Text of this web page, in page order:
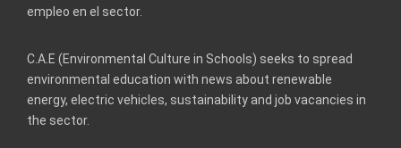
empleo en el sector.
C.A.E (Environmental Culture in Schools) seeks to spread
environmental education with news about renewable
energy, electric vehicles, sustainability and job vacancies in
the sector.